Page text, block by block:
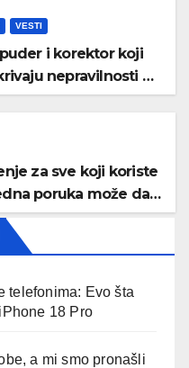
VESTI
i korektor koji
nepravilnosti na
za sve koji koriste
poruka može da
nalog, obavezno
telefonima: Evo šta
18 Pro
a mi smo pronašli